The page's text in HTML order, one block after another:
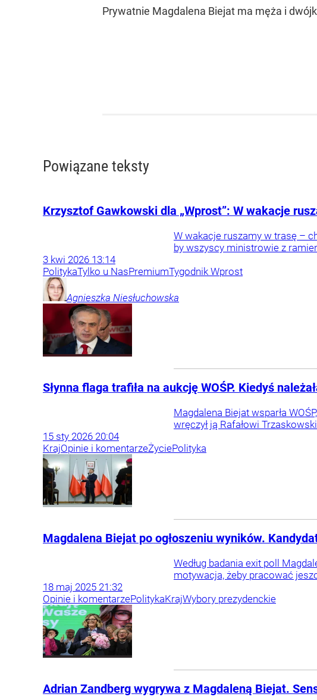
Prywatnie Magdalena Biejat ma męża i
Powiązane teksty
Krzysztof Gawkowski dla „Wprost”: W wakacje
W wakacje ruszamy w trasę –
by wszyscy ministrowie z
3 kwi 2026 13:14
PolitykaTylko u NasPremiumTygodnik Wprost
Agnieszka Niesłuchowska
Słynna flaga trafiła na aukcję WOŚP. Kiedyś
Magdalena Biejat wsparła
wręczył ją Rafałowi
15 sty 2026 20:04
KrajOpinie i komentarzeŻyciePolityka
Magdalena Biejat po ogłoszeniu wyników.
Według badania exit poll
motywacja, żeby pracować
18 maj 2025 21:32
Opinie i komentarzePolitykaKrajWybory prezydenckie
Adrian Zandberg wygrywa z Magdaleną Biejat.